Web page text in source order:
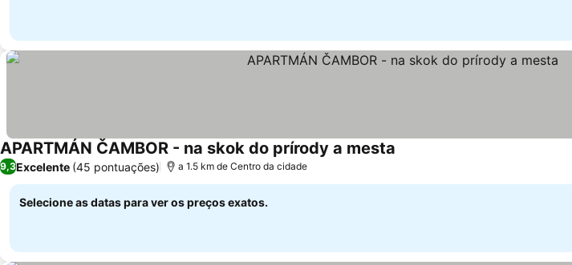
APARTMÁN ČAMBOR - na skok do prírody a mesta
9,3Excelente (45 pontuações) a 1.5 km de Centro da cidade
Selecione as datas para ver os preços exatos.